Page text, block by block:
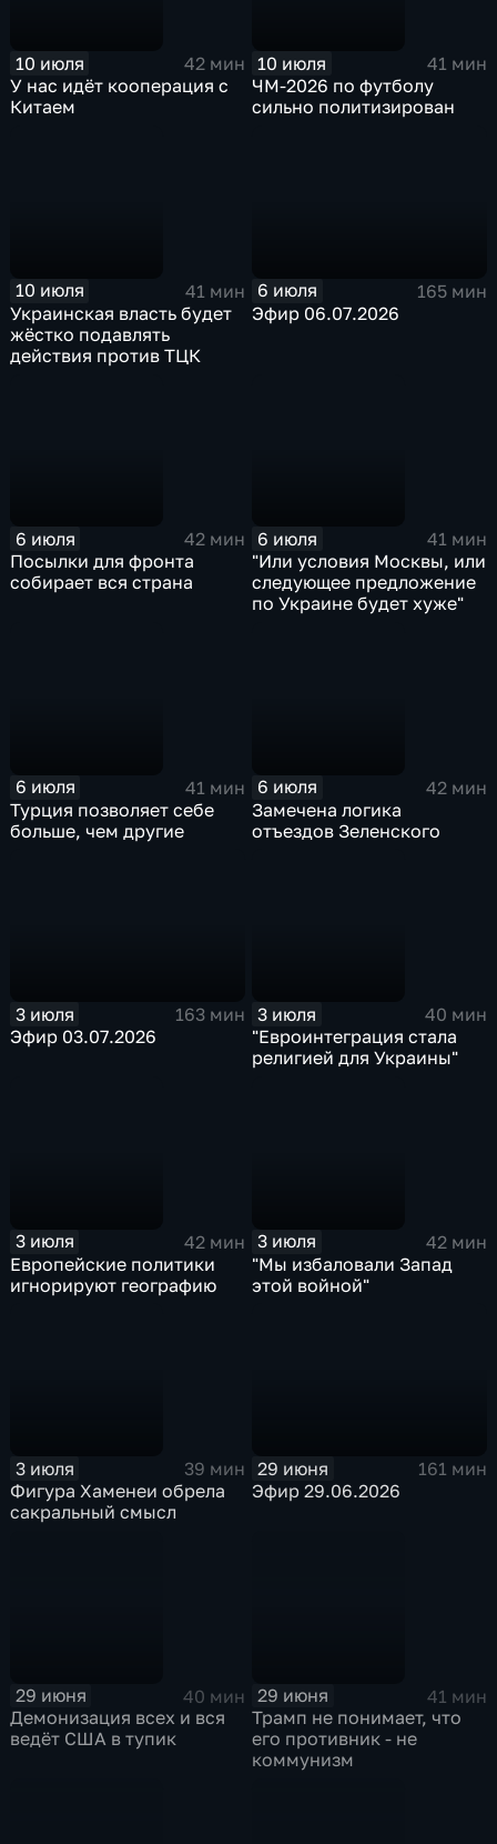
10 июля
42 мин
У нас идёт кооперация с
Китаем
10 июля
41 мин
ЧМ-2026 по футболу
сильно политизирован
10 июля
41 мин
Украинская власть будет
жёстко подавлять
действия против ТЦК
6 июля
165 мин
Эфир 06.07.2026
6 июля
42 мин
Посылки для фронта
собирает вся страна
6 июля
41 мин
"Или условия Москвы, или
следующее предложение
по Украине будет хуже"
6 июля
41 мин
Турция позволяет себе
больше, чем другие
6 июля
42 мин
Замечена логика
отъездов Зеленского
3 июля
163 мин
Эфир 03.07.2026
3 июля
40 мин
"Евроинтеграция стала
религией для Украины"
3 июля
42 мин
Европейские политики
игнорируют географию
3 июля
42 мин
"Мы избаловали Запад
этой войной"
3 июля
39 мин
Фигура Хаменеи обрела
сакральный смысл
29 июня
161 мин
Эфир 29.06.2026
29 июня
40 мин
Демонизация всех и вся
ведёт США в тупик
29 июня
41 мин
Трамп не понимает, что
его противник - не
коммунизм